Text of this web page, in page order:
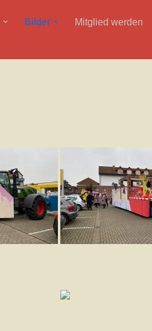
Bilder Mitglied werden